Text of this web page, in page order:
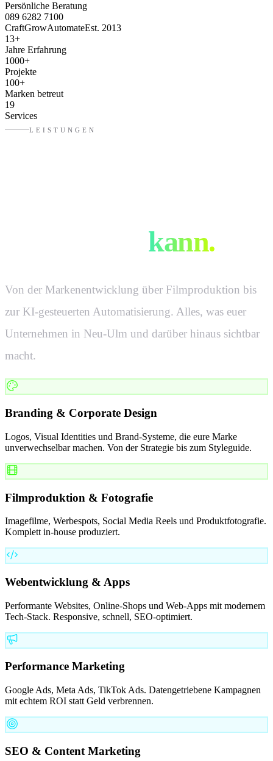
Persönliche Beratung
089 6282 7100
CraftGrowAutomateEst. 2013
13+
Jahre Erfahrung
1000+
Projekte
100+
Marken betreut
19
Services
LEISTUNGEN
kann.
Von der Markenentwicklung über Filmproduktion bis
zur KI-gesteuerten Automatisierung. Alles, was euer
Unternehmen in Neu-Ulm und darüber hinaus sichtbar
macht.
Branding & Corporate Design
Logos, Visual Identities und Brand-Systeme, die eure Marke
unverwechselbar machen. Von der Strategie bis zum Styleguide.
Filmproduktion & Fotografie
Imagefilme, Werbespots, Social Media Reels und Produktfotografie.
Komplett in-house produziert.
Webentwicklung & Apps
Performante Websites, Online-Shops und Web-Apps mit modernem
Tech-Stack. Responsive, schnell, SEO-optimiert.
Performance Marketing
Google Ads, Meta Ads, TikTok Ads. Datengetriebene Kampagnen
mit echtem ROI statt Geld verbrennen.
SEO & Content Marketing